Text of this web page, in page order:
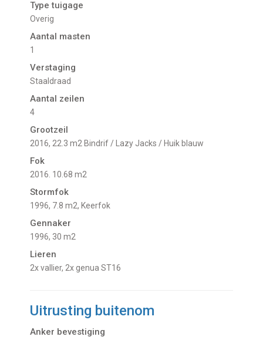
Type tuigage
Overig
Aantal masten
1
Verstaging
Staaldraad
Aantal zeilen
4
Grootzeil
2016, 22.3 m2 Bindrif / Lazy Jacks / Huik blauw
Fok
2016. 10.68 m2
Stormfok
1996, 7.8 m2, Keerfok
Gennaker
1996, 30 m2
Lieren
2x vallier, 2x genua ST16
Uitrusting buitenom
Anker bevestiging